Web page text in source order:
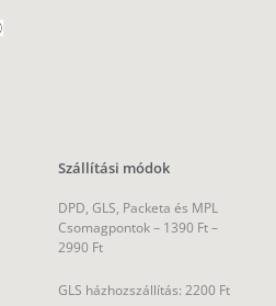
Szállítási módok
DPD, GLS, Packeta és MPL
Csomagpontok – 1390 Ft –
2990 Ft
GLS házhozszállítás: 2200 Ft